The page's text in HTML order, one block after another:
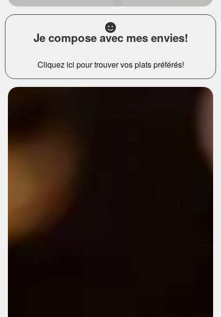
Je compose avec mes envies!
Cliquez ici pour trouver vos plats préférés!